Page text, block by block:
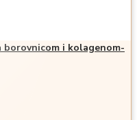
borovnicom i kolagenom-